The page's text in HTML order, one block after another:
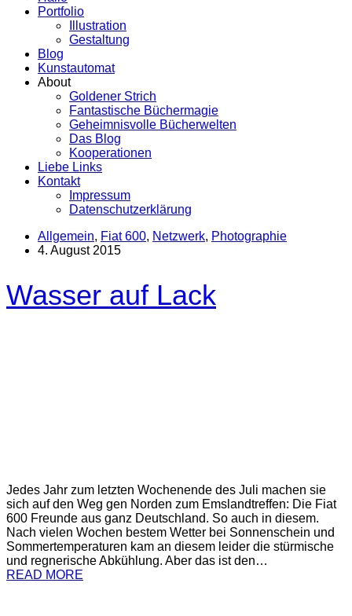
Portfolio
Illustration
Gestaltung
Blog
Kunstautomat
About
Goldener Strich
Fantastische Büchermagie
Geheimnisvolle Bücherwelten
Das Blog
Kooperationen
Liebe Links
Kontakt
Impressum
Datenschutzerklärung
Allgemein, Fiat 600, Netzwerk, Photographie
4. August 2015
Wasser auf Lack
Jedes Jahr zum letzten Wochenende des Juli machen sie
sich auf den Weg gen Norden zum Emslandtreffen: Die Fiat
600 Freunde aus ganz Deutschland. So auch in diesem.
Nach vielen Wochen bestem Wetter bei Sonnenschein und
Sommertemperaturen kam an diesem leider die stürmische
und regnerische Abkühlung. Aber das ist den…
READ MORE